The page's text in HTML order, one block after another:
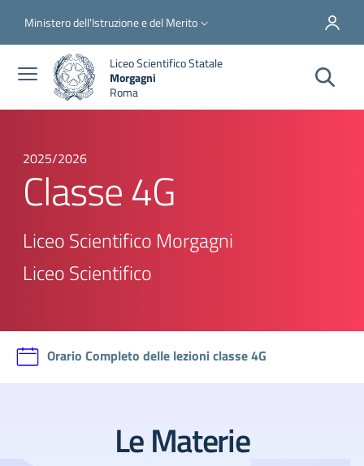
Slim top
Ministero dell'Istruzione e del Merito
Liceo Scientifico Statale
Morgagni
Roma
2025/2026
Classe 4G
Liceo Scientifico Morgagni
Liceo Scientifico
Orario Completo delle lezioni classe 4G
Le Materie